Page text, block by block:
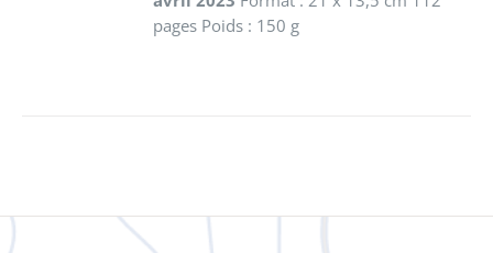
pages Poids : 150 g